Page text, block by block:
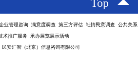
Top
业管理咨询 满意度调查 第三方评估 社情民意调查 公共关系
术推广服务 承办展览展示活动
民安汇智（北京）信息咨询有限公司